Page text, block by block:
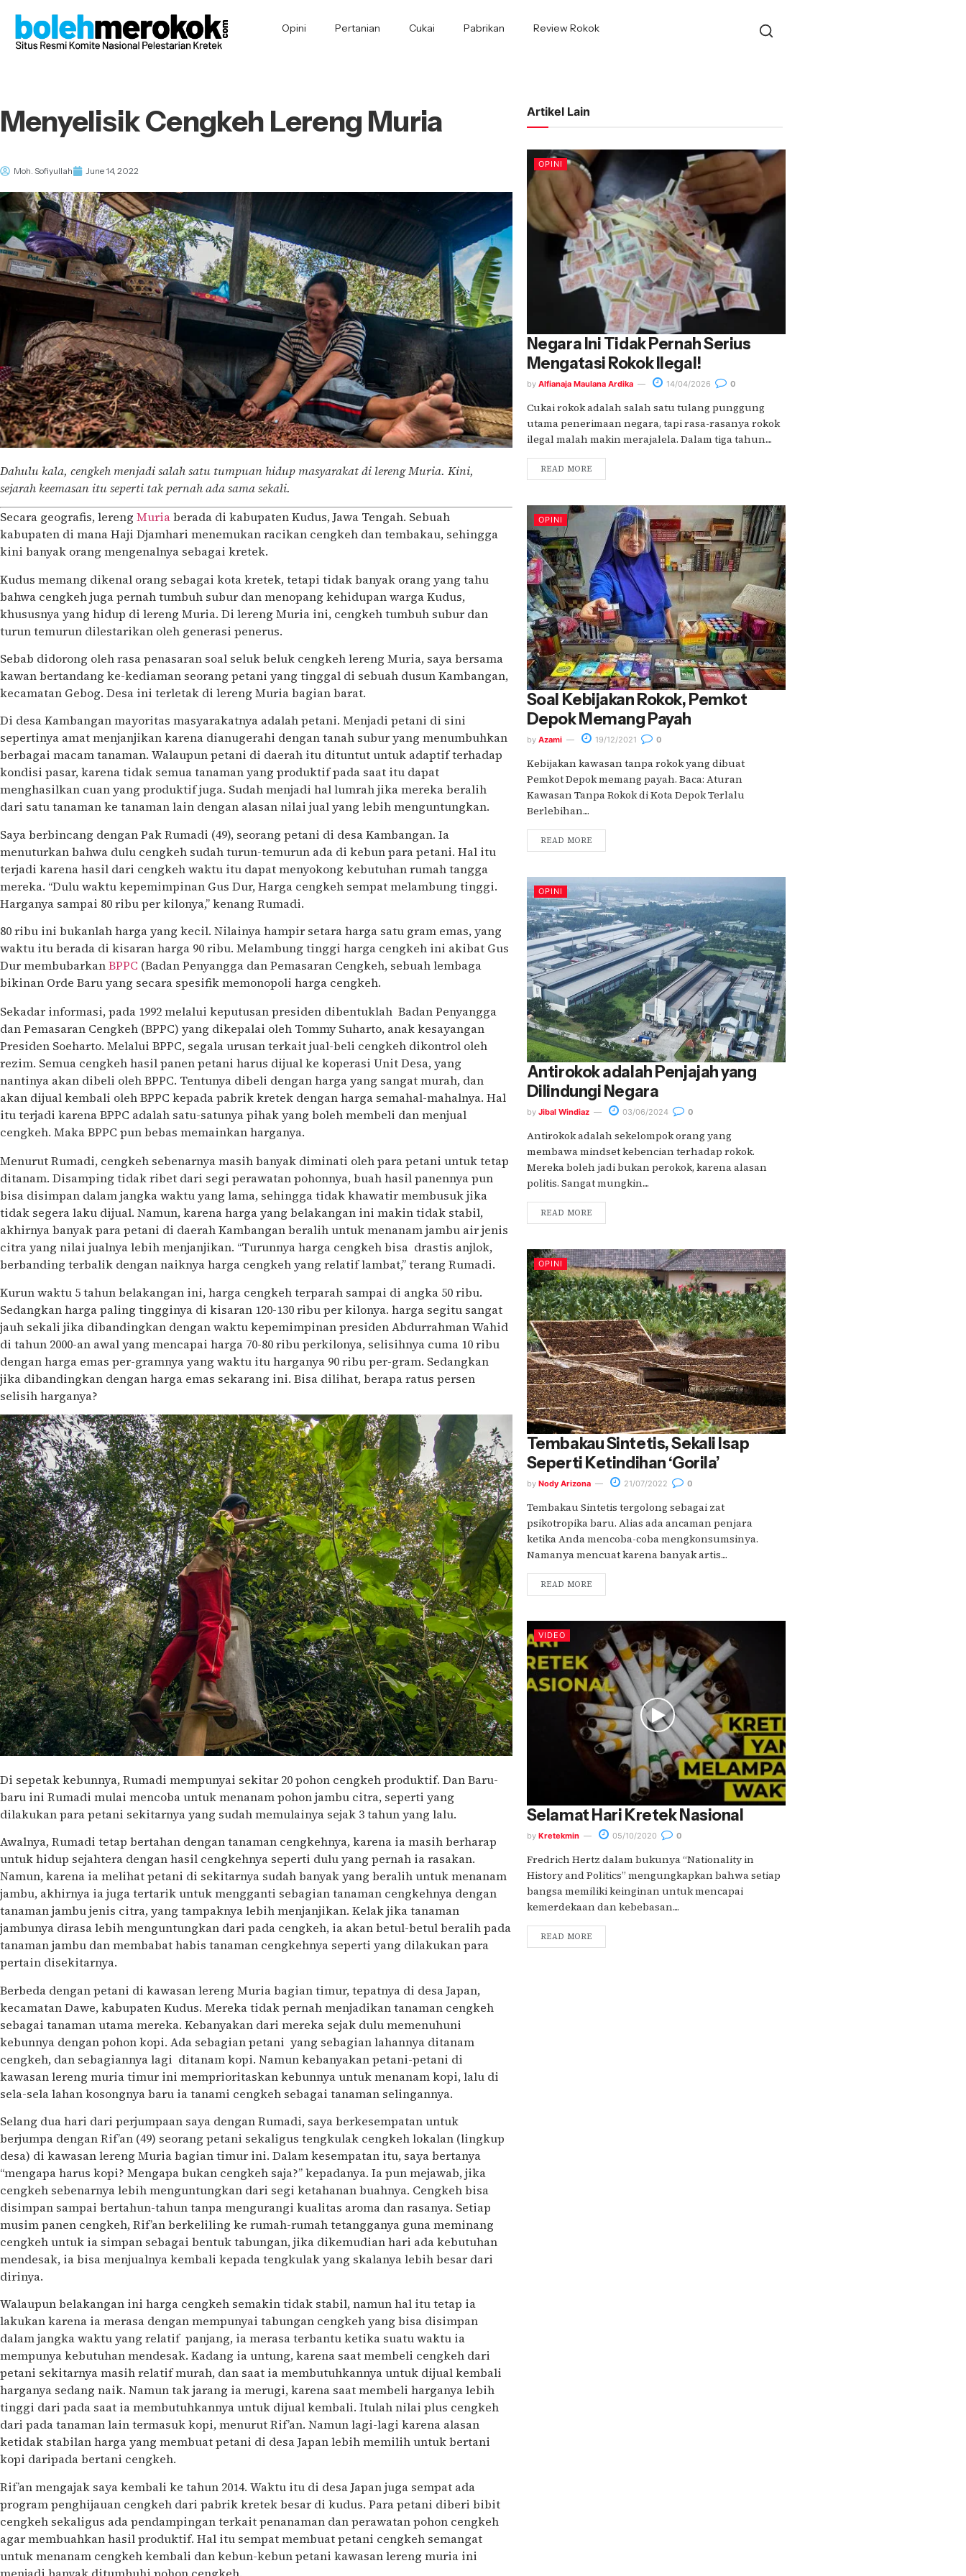
Opini Pertanian Cukai Pabrikan Review Rokok
Menyelisik Cengkeh Lereng Muria
Moh. Sofiyullah June 14, 2022
Dahulu kala, cengkeh menjadi salah satu tumpuan hidup masyarakat di lereng Muria. Kini,
sejarah keemasan itu seperti tak pernah ada sama sekali.
Secara geografis, lereng Muriaberada di kabupaten Kudus, Jawa Tengah. Sebuah
kabupaten di mana Haji Djamhari menemukan racikan cengkeh dan tembakau, sehingga
kini banyak orang mengenalnya sebagai kretek.
Kudus memang dikenal orang sebagai kota kretek, tetapi tidak banyak orang yang tahu
bahwa cengkeh juga pernah tumbuh subur dan menopang kehidupan warga Kudus,
khususnya yang hidup di lereng Muria. Di lereng Muria ini, cengkeh tumbuh subur dan
turun temurun dilestarikan oleh generasi penerus.
Sebab didorong oleh rasa penasaran soal seluk beluk cengkeh lereng Muria, saya bersama
kawan bertandang ke-kediaman seorang petani yang tinggal di sebuah dusun Kambangan,
kecamatan Gebog. Desa ini terletak di lereng Muria bagian barat.
Di desa Kambangan mayoritas masyarakatnya adalah petani. Menjadi petani di sini
sepertinya amat menjanjikan karena dianugerahi dengan tanah subur yang menumbuhkan
berbagai macam tanaman. Walaupun petani di daerah itu dituntut untuk adaptif terhadap
kondisi pasar, karena tidak semua tanaman yang produktif pada saat itu dapat
menghasilkan cuan yang produktif juga. Sudah menjadi hal lumrah jika mereka beralih
dari satu tanaman ke tanaman lain dengan alasan nilai jual yang lebih menguntungkan.
Saya berbincang dengan Pak Rumadi (49), seorang petani di desa Kambangan. Ia
menuturkan bahwa dulu cengkeh sudah turun-temurun ada di kebun para petani. Hal itu
terjadi karena hasil dari cengkeh waktu itu dapat menyokong kebutuhan rumah tangga
mereka. “Dulu waktu kepemimpinan Gus Dur, Harga cengkeh sempat melambung tinggi.
Harganya sampai 80 ribu per kilonya,” kenang Rumadi.
80 ribu ini bukanlah harga yang kecil. Nilainya hampir setara harga satu gram emas, yang
waktu itu berada di kisaran harga 90 ribu. Melambung tinggi harga cengkeh ini akibat Gus
Dur membubarkanBPPC (Badan Penyangga dan Pemasaran Cengkeh, sebuah lembaga
bikinan Orde Baru yang secara spesifik memonopoli harga cengkeh.
Sekadar informasi, pada 1992 melalui keputusan presiden dibentuklah  Badan Penyangga
dan Pemasaran Cengkeh (BPPC) yang dikepalai oleh Tommy Suharto, anak kesayangan
Presiden Soeharto. Melalui BPPC, segala urusan terkait jual-beli cengkeh dikontrol oleh
rezim. Semua cengkeh hasil panen petani harus dijual ke koperasi Unit Desa, yang
nantinya akan dibeli oleh BPPC. Tentunya dibeli dengan harga yang sangat murah, dan
akan dijual kembali oleh BPPC kepada pabrik kretek dengan harga semahal-mahalnya. Hal
itu terjadi karena BPPC adalah satu-satunya pihak yang boleh membeli dan menjual
cengkeh. Maka BPPC pun bebas memainkan harganya.
Menurut Rumadi, cengkeh sebenarnya masih banyak diminati oleh para petani untuk tetap
ditanam. Disamping tidak ribet dari segi perawatan pohonnya, buah hasil panennya pun
bisa disimpan dalam jangka waktu yang lama, sehingga tidak khawatir membusuk jika
tidak segera laku dijual. Namun, karena harga yang belakangan ini makin tidak stabil,
akhirnya banyak para petani di daerah Kambangan beralih untuk menanam jambu air jenis
citra yang nilai jualnya lebih menjanjikan. “Turunnya harga cengkeh bisa drastis anjlok,
berbanding terbalik dengan naiknya harga cengkeh yang relatif lambat,” terang Rumadi.
Kurun waktu 5 tahun belakangan ini, harga cengkeh terparah sampai di angka 50 ribu.
Sedangkan harga paling tingginya di kisaran 120-130 ribu per kilonya. harga segitu sangat
jauh sekali jika dibandingkan dengan waktu kepemimpinan presiden Abdurrahman Wahid
di tahun 2000-an awal yang mencapai harga 70-80 ribu perkilonya, selisihnya cuma 10 ribu
dengan harga emas per-gramnya yang waktu itu harganya 90 ribu per-gram. Sedangkan
jika dibandingkan dengan harga emas sekarang ini. Bisa dilihat, berapa ratus persen
selisih harganya?
Di sepetak kebunnya, Rumadi mempunyai sekitar 20 pohon cengkeh produktif. Dan Baru-
baru ini Rumadi mulai mencoba untuk menanam pohon jambu citra, seperti yang
dilakukan para petani sekitarnya yang sudah memulainya sejak 3 tahun yang lalu.
Awalnya, Rumadi tetap bertahan dengan tanaman cengkehnya, karena ia masih berharap
untuk hidup sejahtera dengan hasil cengkehnya seperti dulu yang pernah ia rasakan.
Namun, karena ia melihat petani di sekitarnya sudah banyak yang beralih untuk menanam
jambu, akhirnya ia juga tertarik untuk mengganti sebagian tanaman cengkehnya dengan
tanaman jambu jenis citra, yang tampaknya lebih menjanjikan. Kelak jika tanaman
jambunya dirasa lebih menguntungkan dari pada cengkeh, ia akan betul-betul beralih pada
tanaman jambu dan membabat habis tanaman cengkehnya seperti yang dilakukan para
pertain disekitarnya.
Berbeda dengan petani di kawasan lereng Muria bagian timur, tepatnya di desa Japan,
kecamatan Dawe, kabupaten Kudus. Mereka tidak pernah menjadikan tanaman cengkeh
sebagai tanaman utama mereka. Kebanyakan dari mereka sejak dulu memenuhuni
kebunnya dengan pohon kopi. Ada sebagian petani yang sebagian lahannya ditanam
cengkeh, dan sebagiannya lagi ditanam kopi. Namun kebanyakan petani-petani di
kawasan lereng muria timur ini memprioritaskan kebunnya untuk menanam kopi, lalu di
sela-sela lahan kosongnya baru ia tanami cengkeh sebagai tanaman selingannya.
Selang dua hari dari perjumpaan saya dengan Rumadi, saya berkesempatan untuk
berjumpa dengan Rif’an (49) seorang petani sekaligus tengkulak cengkeh lokalan (lingkup
desa) di kawasan lereng Muria bagian timur ini. Dalam kesempatan itu, saya bertanya
“mengapa harus kopi? Mengapa bukan cengkeh saja?” kepadanya. Ia pun mejawab, jika
cengkeh sebenarnya lebih menguntungkan dari segi ketahanan buahnya. Cengkeh bisa
disimpan sampai bertahun-tahun tanpa mengurangi kualitas aroma dan rasanya. Setiap
musim panen cengkeh, Rif’an berkeliling ke rumah-rumah tetangganya guna meminang
cengkeh untuk ia simpan sebagai bentuk tabungan, jika dikemudian hari ada kebutuhan
mendesak, ia bisa menjualnya kembali kepada tengkulak yang skalanya lebih besar dari
dirinya.
Walaupun belakangan ini harga cengkeh semakin tidak stabil, namun hal itu tetap ia
lakukan karena ia merasa dengan mempunyai tabungan cengkeh yang bisa disimpan
dalam jangka waktu yang relatif panjang, ia merasa terbantu ketika suatu waktu ia
mempunya kebutuhan mendesak. Kadang ia untung, karena saat membeli cengkeh dari
petani sekitarnya masih relatif murah, dan saat ia membutuhkannya untuk dijual kembali
harganya sedang naik. Namun tak jarang ia merugi, karena saat membeli harganya lebih
tinggi dari pada saat ia membutuhkannya untuk dijual kembali. Itulah nilai plus cengkeh
dari pada tanaman lain termasuk kopi, menurut Rif’an. Namun lagi-lagi karena alasan
ketidak stabilan harga yang membuat petani di desa Japan lebih memilih untuk bertani
kopi daripada bertani cengkeh.
Rif’an mengajak saya kembali ke tahun 2014. Waktu itu di desa Japan juga sempat ada
program penghijauan cengkeh dari pabrik kretek besar di kudus. Para petani diberi bibit
cengkeh sekaligus ada pendampingan terkait penanaman dan perawatan pohon cengkeh
agar membuahkan hasil produktif. Hal itu sempat membuat petani cengkeh semangat
untuk menanam cengkeh kembali dan kebun-kebun petani kawasan lereng muria ini
Artikel Lain
OPINI
Negara Ini Tidak Pernah Serius
Mengatasi Rokok Ilegal!
by Alfianaja Maulana Ardika 14/04/2026 0
Cukai rokok adalah salah satu tulang punggung
utama penerimaan negara, tapi rasa-rasanya rokok
ilegal malah makin merajalela. Dalam tiga tahun....
READ MORE
OPINI
Soal Kebijakan Rokok, Pemkot
Depok Memang Payah
by Azami 19/12/2021 0
Kebijakan kawasan tanpa rokok yang dibuat
Pemkot Depok memang payah. Baca: Aturan
Kawasan Tanpa Rokok di Kota Depok Terlalu
Berlebihan....
READ MORE
OPINI
Antirokok adalah Penjajah yang
Dilindungi Negara
by Jibal Windiaz 03/06/2024 0
Antirokok adalah sekelompok orang yang
membawa mindset kebencian terhadap rokok.
Mereka boleh jadi bukan perokok, karena alasan
politis. Sangat mungkin....
READ MORE
OPINI
Tembakau Sintetis, Sekali Isap
Seperti Ketindihan ‘Gorila’
by Nody Arizona 21/07/2022 0
Tembakau Sintetis tergolong sebagai zat
psikotropika baru. Alias ada ancaman penjara
ketika Anda mencoba-coba mengkonsumsinya.
Namanya mencuat karena banyak artis....
READ MORE
VIDEO
Selamat Hari Kretek Nasional
by Kretekmin 05/10/2020 0
Fredrich Hertz dalam bukunya “Nationality in
History and Politics” mengungkapkan bahwa setiap
bangsa memiliki keinginan untuk mencapai
kemerdekaan dan kebebasan....
READ MORE